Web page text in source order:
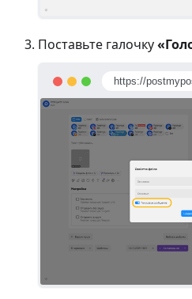
Поставьте галочку
https://